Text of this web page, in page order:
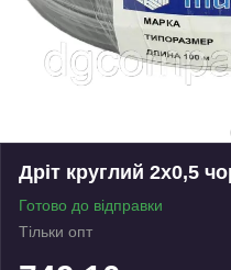
Дріт круглий 2х0,5
Готово до відправки
Тільки опт